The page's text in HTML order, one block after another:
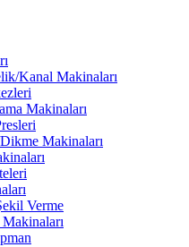
Kanal Makinaları
Makinaları
Makinaları
Verme